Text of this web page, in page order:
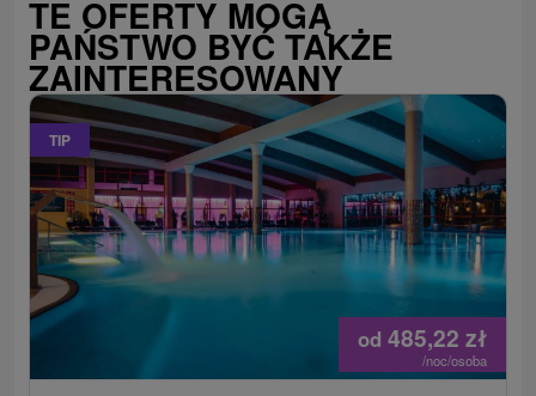
TE OFERTY MOGĄ
PAŃSTWO BYĆ TAKŻE
ZAINTERESOWANY
TIP
od 485,22 zł
/noc/osoba